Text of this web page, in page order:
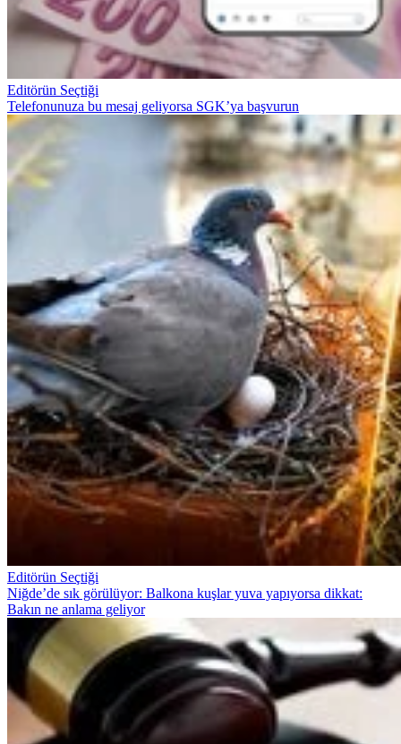
Editörün Seçtiği
Telefonunuza bu mesaj geliyorsa SGK’ya başvurun
Editörün Seçtiği
Niğde’de sık görülüyor: Balkona kuşlar yuva yapıyorsa dikkat:
Bakın ne anlama geliyor